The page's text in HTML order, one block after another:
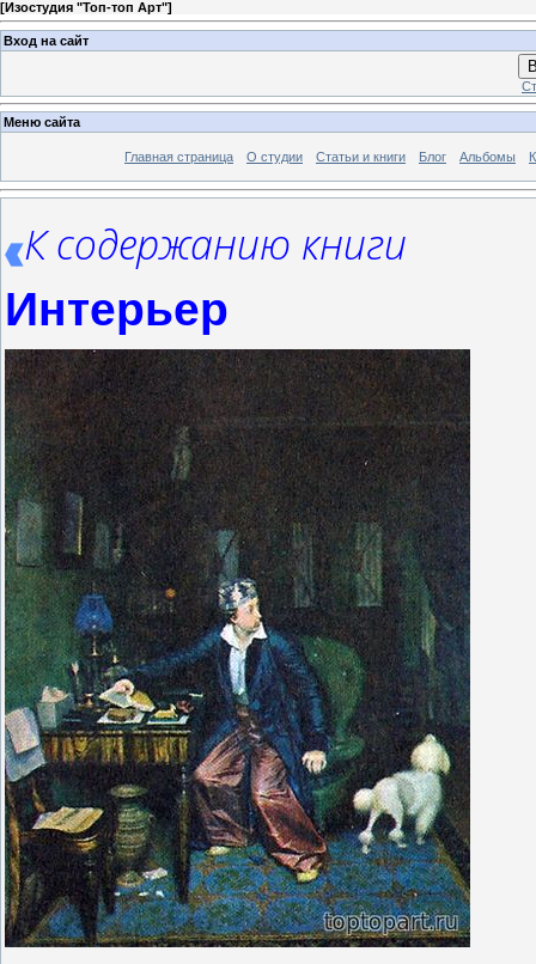
[Изостудия "Топ-топ Арт"]
Вход на сайт
Меню сайта
Главная страница О студии Статьи и книги Блог Альбомы
К содержанию книги
Интерьер